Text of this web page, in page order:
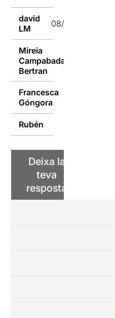
david
LM
08/01/2017
Mireia
Campabadal
Bertran
Francesca
Góngora
Rubén
Deixa la
teva
resposta